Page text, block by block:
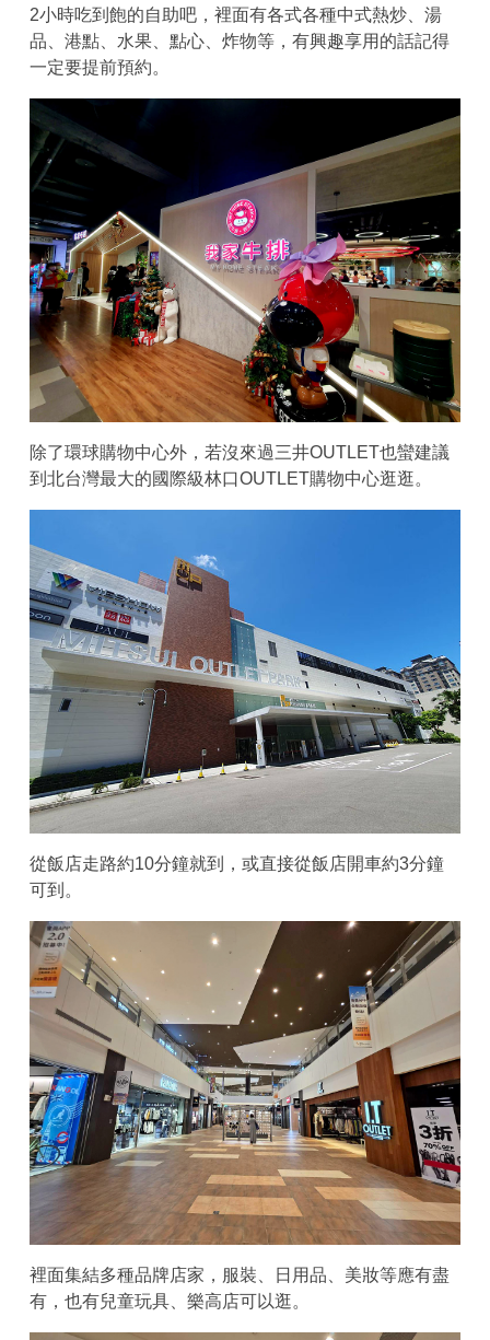
2小時吃到飽的自助吧，裡面有各式各種中式熱炒、湯
品、港點、水果、點心、炸物等，有興趣享用的話記得
一定要提前預約。
除了環球購物中心外，若沒來過三井OUTLET也蠻建議
到北台灣最大的國際級林口OUTLET購物中心逛逛。
從飯店走路約10分鐘就到，或直接從飯店開車約3分鐘
可到。
裡面集結多種品牌店家，服裝、日用品、美妝等應有盡
有，也有兒童玩具、樂高店可以逛。